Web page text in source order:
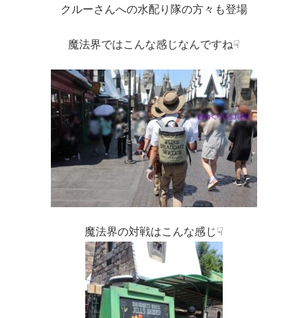
クルーさんへの水配り隊の方々も登場
魔法界ではこんな感じなんですね☟
魔法界の対戦はこんな感じ☟